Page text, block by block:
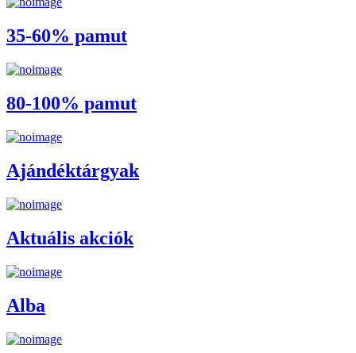
35-60% pamut
80-100% pamut
Ajándéktárgyak
Aktuális akciók
Alba